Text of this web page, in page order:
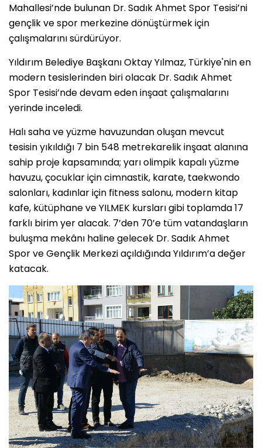
Mahallesi’nde bulunan Dr. Sadık Ahmet Spor Tesisi’ni
gençlik ve spor merkezine dönüştürmek için
çalışmalarını sürdürüyor.
Yıldırım Belediye Başkanı Oktay Yılmaz, Türkiye'nin en
modern tesislerinden biri olacak Dr. Sadık Ahmet
Spor Tesisi’nde devam eden inşaat çalışmalarını
yerinde inceledi.
Halı saha ve yüzme havuzundan oluşan mevcut
tesisin yıkıldığı 7 bin 548 metrekarelik inşaat alanına
sahip proje kapsamında; yarı olimpik kapalı yüzme
havuzu, çocuklar için cimnastik, karate, taekwondo
salonları, kadınlar için fitness salonu, modern kitap
kafe, kütüphane ve YILMEK kursları gibi toplamda 17
farklı birim yer alacak. 7’den 70’e tüm vatandaşların
buluşma mekânı haline gelecek Dr. Sadık Ahmet
Spor ve Gençlik Merkezi açıldığında Yıldırım’a değer
katacak.